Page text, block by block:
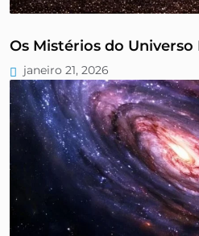
Os Mistérios do Universo
janeiro 21, 2026